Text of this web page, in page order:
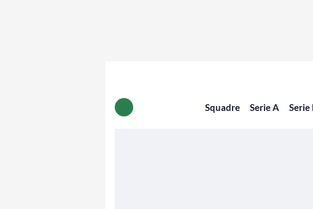
Squadre Serie A Serie